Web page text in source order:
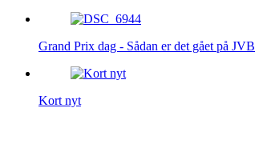
Grand Prix dag - Sådan er det gået på JVB
Kort nyt